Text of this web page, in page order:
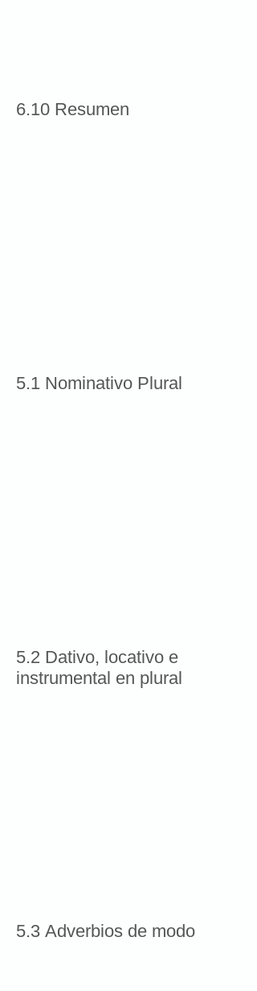
6.10 Resumen
5.1 Nominativo Plural
5.2 Dativo, locativo e
instrumental en plural
5.3 Adverbios de modo